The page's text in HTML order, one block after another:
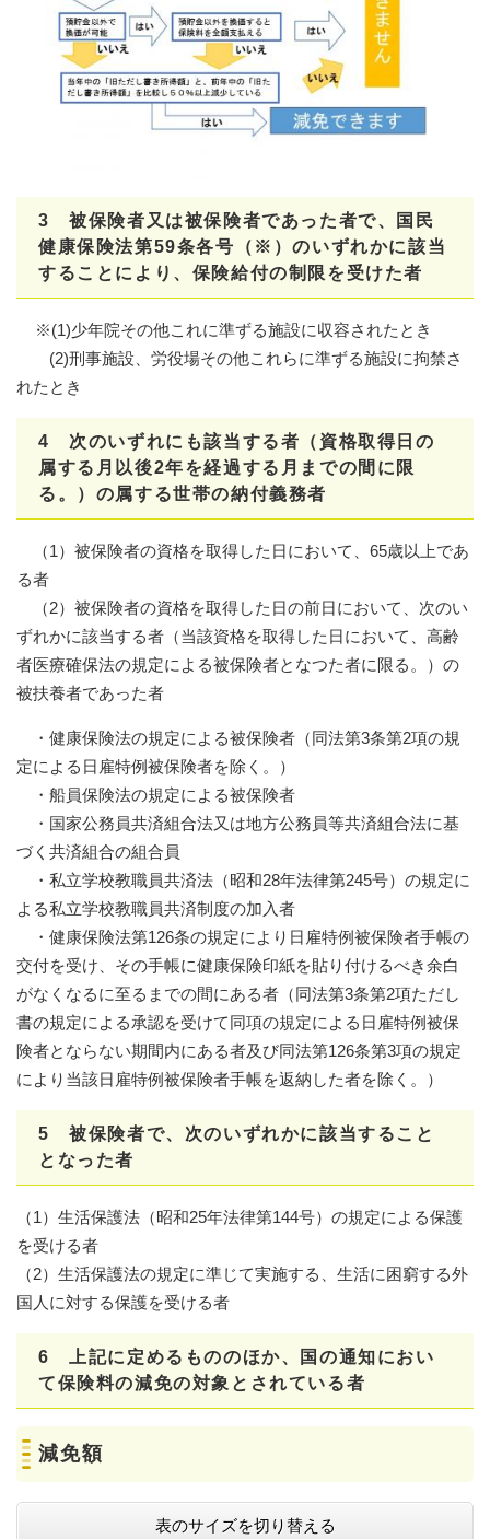
3 被保険者又は被保険者であった者で、国民
健康保険法第59条各号（※）のいずれかに該当
することにより、保険給付の制限を受けた者
※(1)少年院その他これに準ずる施設に収容されたとき
(2)刑事施設、労役場その他これらに準ずる施設に拘禁さ
れたとき
4 次のいずれにも該当する者（資格取得日の
属する月以後2年を経過する月までの間に限
る。）の属する世帯の納付義務者
（1）被保険者の資格を取得した日において、65歳以上であ
る者
（2）被保険者の資格を取得した日の前日において、次のい
ずれかに該当する者（当該資格を取得した日において、高齢
者医療確保法の規定による被保険者となつた者に限る。）の
被扶養者であった者
・健康保険法の規定による被保険者（同法第3条第2項の規
定による日雇特例被保険者を除く。）
・船員保険法の規定による被保険者
・国家公務員共済組合法又は地方公務員等共済組合法に基
づく共済組合の組合員
・私立学校教職員共済法（昭和28年法律第245号）の規定に
よる私立学校教職員共済制度の加入者
・健康保険法第126条の規定により日雇特例被保険者手帳の
交付を受け、その手帳に健康保険印紙を貼り付けるべき余白
がなくなるに至るまでの間にある者（同法第3条第2項ただし
書の規定による承認を受けて同項の規定による日雇特例被保
険者とならない期間内にある者及び同法第126条第3項の規定
により当該日雇特例被保険者手帳を返納した者を除く。）
5 被保険者で、次のいずれかに該当すること
となった者
​（1）生活保護法（昭和25年法律第144号）の規定による保護
を受ける者
​（2）生活保護法の規定に準じて実施する、生活に困窮する外
国人に対する保護を受ける者​
6 上記に定めるもののほか、国の通知におい
て保険料の減免の対象とされている者
減免額
表のサイズを切り替える